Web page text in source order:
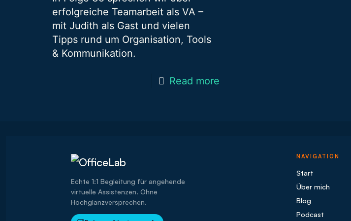
erfolgreiche Teamarbeit als VA –
mit Judith als Gast und vielen
Tipps rund um Organisation, Tools
& Kommunikation.
Read more
Echte 1:1 Begleitung für angehende
virtuelle Assistenzen. Ohne
Hochglanzversprechen.
NAVIGATION
Start
Über mich
Blog
Podcast